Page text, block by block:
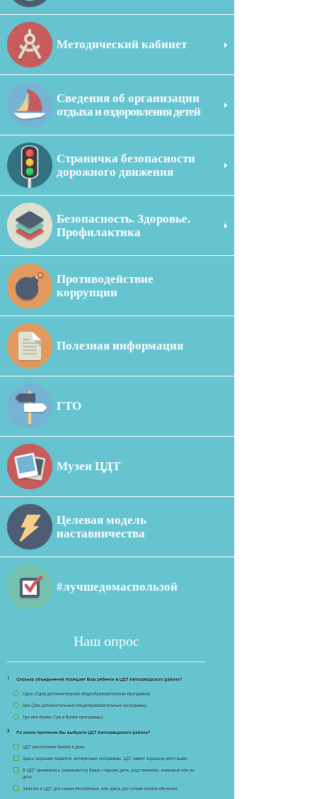
Методический кабинет
Сведения об организации
отдыха и оздоровления детей
Страничка безопасности
дорожного движения
Безопасность. Здоровье.
Профилактика
Противодействие
коррупции
Полезная информация
ГТО
Музеи ЦДТ
Целевая модель
наставничества
#лучшедомаспользой
Наш опрос